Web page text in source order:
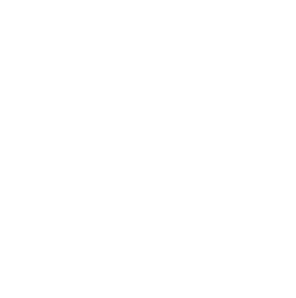
récompenses compétitives